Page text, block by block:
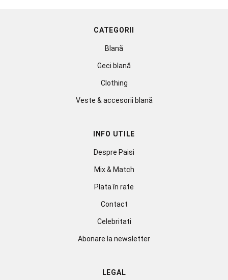
CATEGORII
Blană
Geci blană
Clothing
Veste & accesorii blană
INFO UTILE
Despre Paisi
Mix & Match
Plata în rate
Contact
Celebritati
Abonare la newsletter
LEGAL